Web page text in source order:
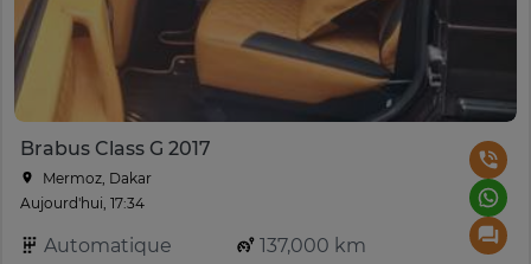
Brabus Class G 2017
Mermoz, Dakar
Aujourd'hui, 17:34
Automatique
137,000 km